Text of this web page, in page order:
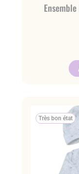
Très bon état